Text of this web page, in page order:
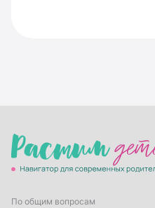
По общим вопросам